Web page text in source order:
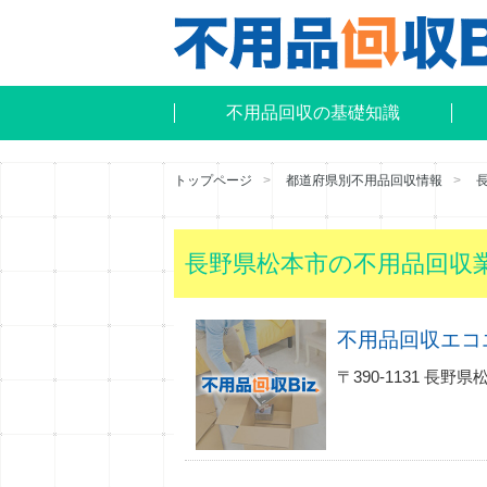
不用品回収の基礎知識
トップページ 都道府県別不用品回収情報
長野県松本市の不用品回収
不用品回収エコ
〒390-1131 長野県